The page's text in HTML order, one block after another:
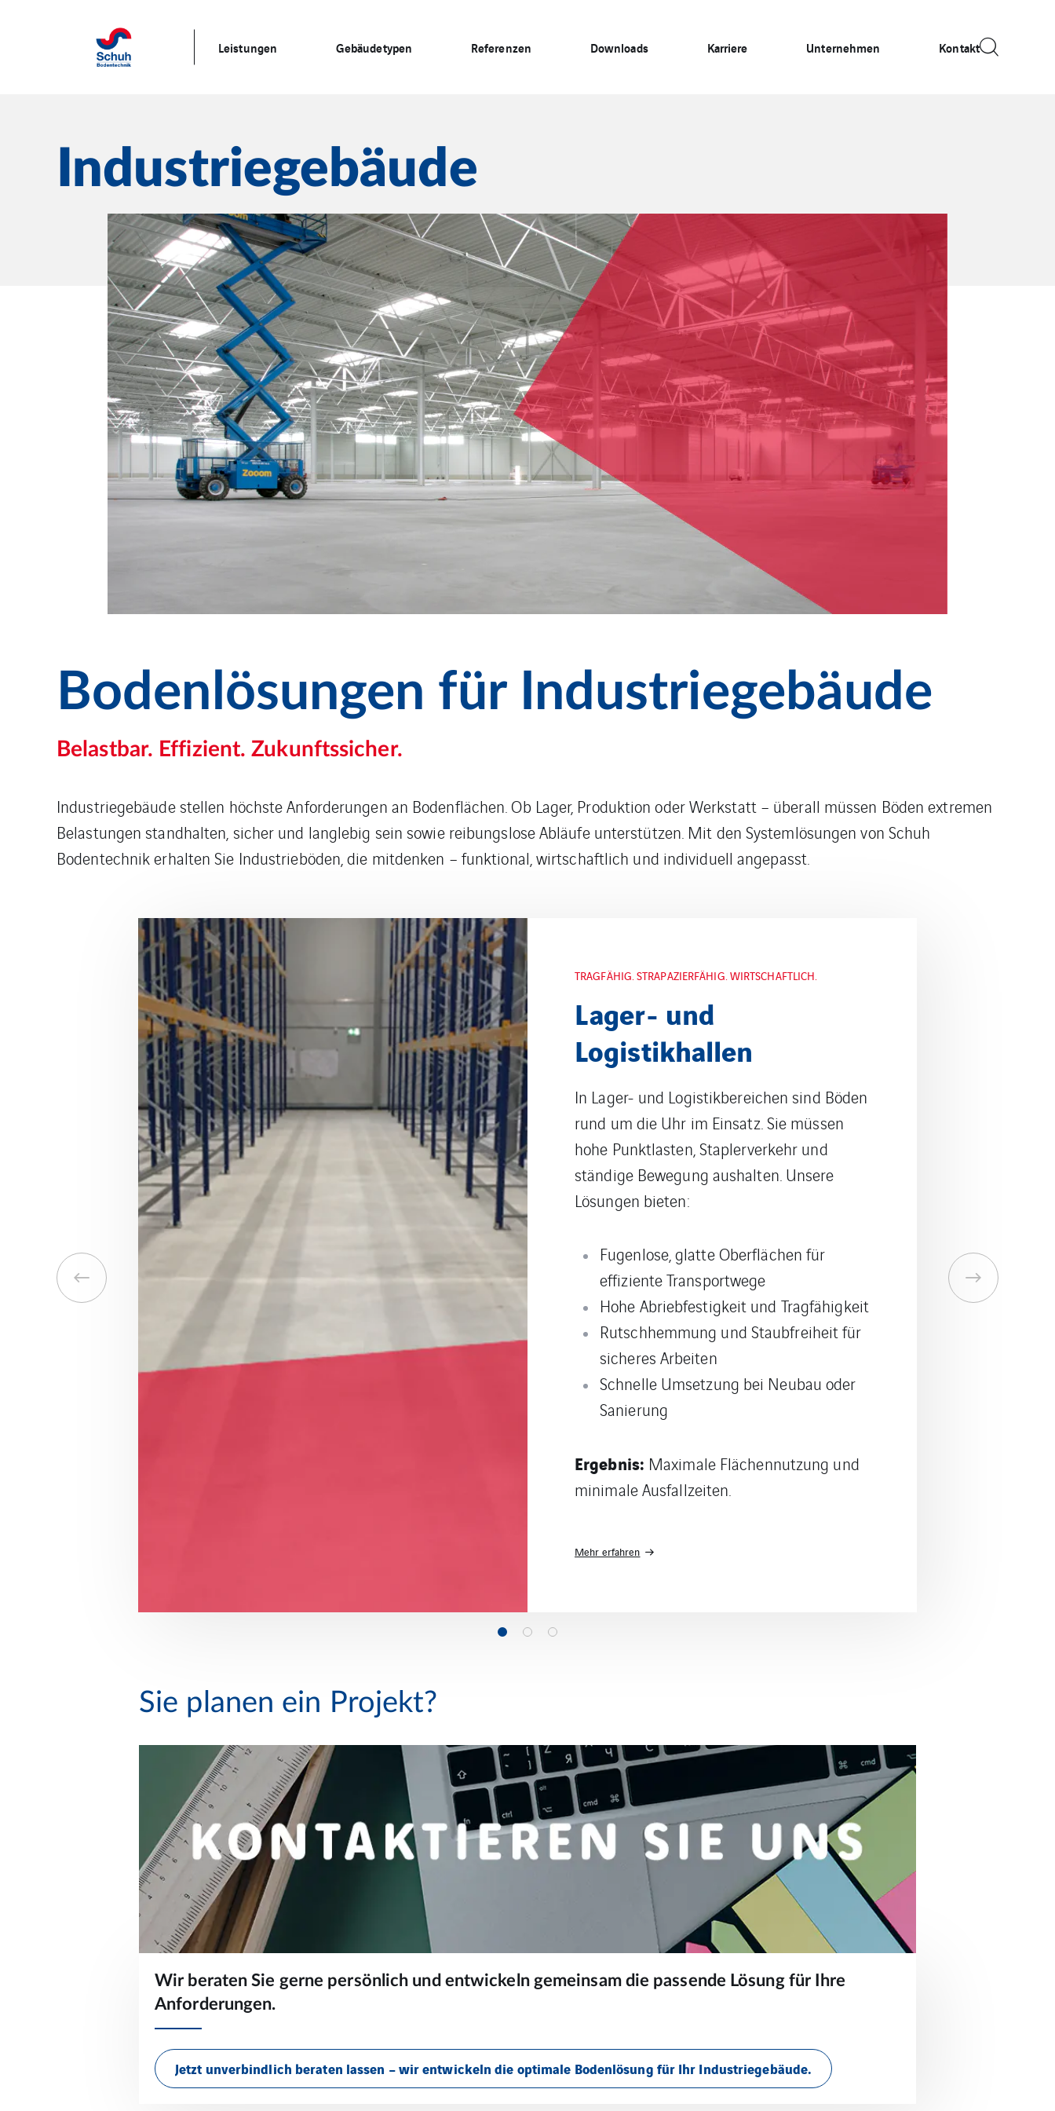
Leistungen Gebäudetypen Referenzen Downloads Karriere Unternehmen Kontakt
Industriegebäude
Bodenlösungen für Industriegebäude
Belastbar. Effizient. Zukunftssicher.
Industriegebäude stellen höchste Anforderungen an Bodenflächen. Ob Lager, Produktion oder Werkstatt – überall müssen Böden extremen
Belastungen standhalten, sicher und langlebig sein sowie reibungslose Abläufe unterstützen. Mit den Systemlösungen von Schuh
Bodentechnik erhalten Sie Industrieböden, die mitdenken – funktional, wirtschaftlich und individuell angepasst.
PRÄZISE. HYGIENISCH. BELASTBAR.
Produktionsstätten
In der Produktion zählen Effizienz,
Sicherheit und Sauberkeit. Unsere Böden
für Produktionsumgebungen sind:
Chemikalienbeständig und leicht zu
reinigen
Mechanisch hoch belastbar – auch bei
Maschinen- und Gabelstaplerverkehr
Fugenlos verlegt für hygienische und
unterbrechungsfreie Abläufe
Rutschhemmend und langlebig
Ideal für Lebensmittel-, Metall-,
Kunststoff- oder Elektronikfertigung.
Mehr erfahren
Sie planen ein Projekt?
Wir beraten Sie gerne persönlich und entwickeln gemeinsam die passende Lösung für Ihre
Anforderungen.
Jetzt unverbindlich beraten lassen – wir entwickeln die optimale Bodenlösung für Ihr Industriegebäude.